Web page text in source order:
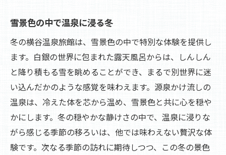
雪景色の中で温泉に浸る冬
冬の横谷温泉旅館は、雪景色の中で特別な体験を提供し
ます。白銀の世界に包まれた露天風呂からは、しんしん
と降り積もる雪を眺めることができ、まるで別世界に迷
い込んだかのような感覚を味わえます。源泉かけ流しの
温泉は、冷えた体を芯から温め、雪景色と共に心を穏や
かにします。冬の穏やかな静けさの中で、温泉に浸りな
がら感じる季節の移ろいは、他では味わえない贅沢な体
験です。次なる季節の訪れに期待しつつ、この冬の景色